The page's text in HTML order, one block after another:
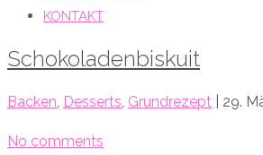
KONTAKT
Schokoladenbiskuit
Backen, Desserts, Grundrezept | 29.
No comments